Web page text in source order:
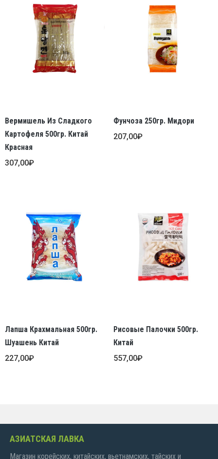
Вермишель Из Сладкого
Картофеля 500гр. Китай
Красная
307,00₽
Фунчоза 250гр. Мидори
207,00₽
Лапша Крахмальная 500гр.
Шуашень Китай
227,00₽
Рисовые Палочки 500гр.
Китай
557,00₽
АЗИАТСКАЯ ЛАВКА
Магазин корейских, китайских, вьетнамских, тайских и